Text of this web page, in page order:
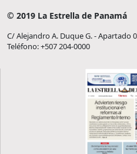
© 2019 La Estrella de Panamá
C/ Alejandro A. Duque G. - Apartado
Teléfono: +507 204-0000